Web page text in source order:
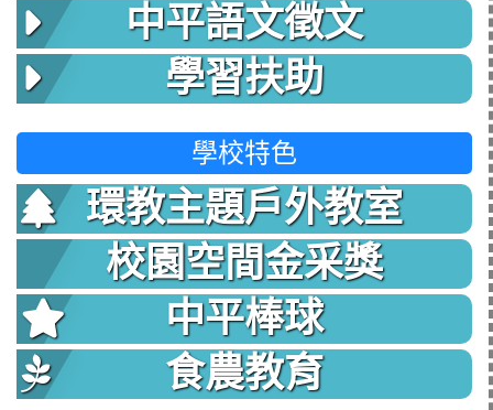
中平語文徵文
學習扶助
學校特色
環教主題戶外教室
校園空間金采獎
中平棒球
食農教育